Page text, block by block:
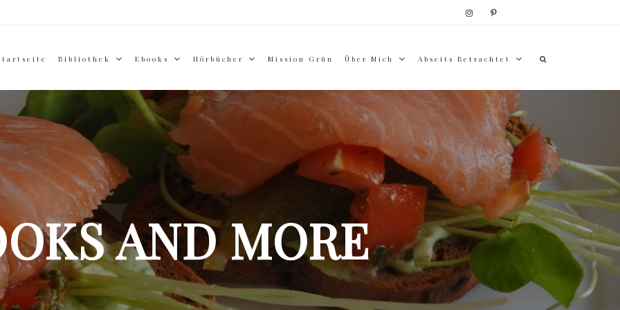
Bibliothek Ebooks Hörbücher Mission Grün Über Mich Abseits Betrachtet
AND MORE